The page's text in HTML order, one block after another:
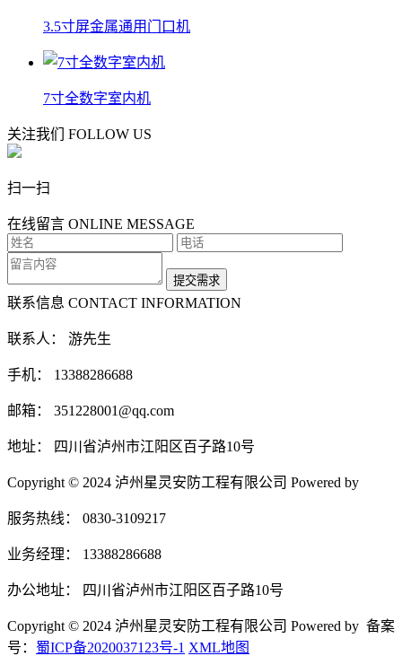
3.5寸屏金属通用门口机
7寸全数字室内机
关注我们 FOLLOW US
扫一扫
在线留言 ONLINE MESSAGE
联系信息 CONTACT INFORMATION
联系人： 游先生
手机： 13388286688
邮箱： 351228001@qq.com
地址： 四川省泸州市江阳区百子路10号
Copyright © 2024 泸州星灵安防工程有限公司 Powered by
服务热线： 0830-3109217
业务经理： 13388286688
办公地址： 四川省泸州市江阳区百子路10号
Copyright © 2024 泸州星灵安防工程有限公司 Powered by 备案
号： 蜀ICP备2020037123号-1 XML地图